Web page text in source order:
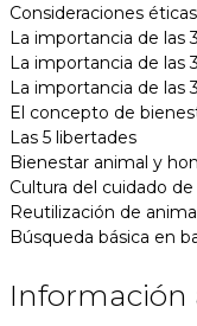
Consideraciones
La importancia de las
La importancia de las
La importancia de las
El concepto de
Las 5 libertades
Bienestar animal y
Cultura del cuidado
Reutilización de
Búsqueda básica en
Información